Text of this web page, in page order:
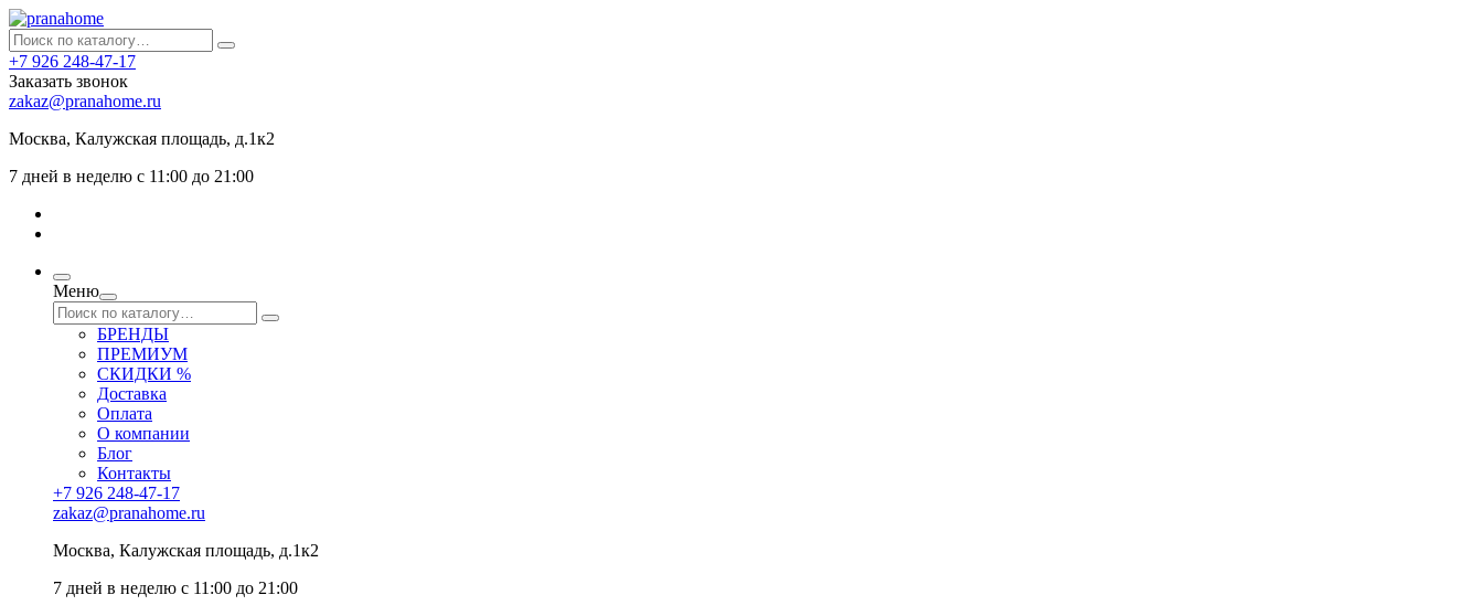
+7 926 248-47-17
Заказать звонок
zakaz@pranahome.ru
Москва, Калужская площадь, д.1к2
7 дней в неделю с 11:00 до 21:00
Меню
БРЕНДЫ
ПРЕМИУМ
СКИДКИ %
Доставка
Оплата
О компании
Блог
Контакты
+7 926 248-47-17
zakaz@pranahome.ru
Москва, Калужская площадь, д.1к2
7 дней в неделю с 11:00 до 21:00